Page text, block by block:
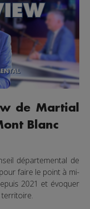
de Martial
Blanc
départemental de
faire le point à mi-
2021 et évoquer